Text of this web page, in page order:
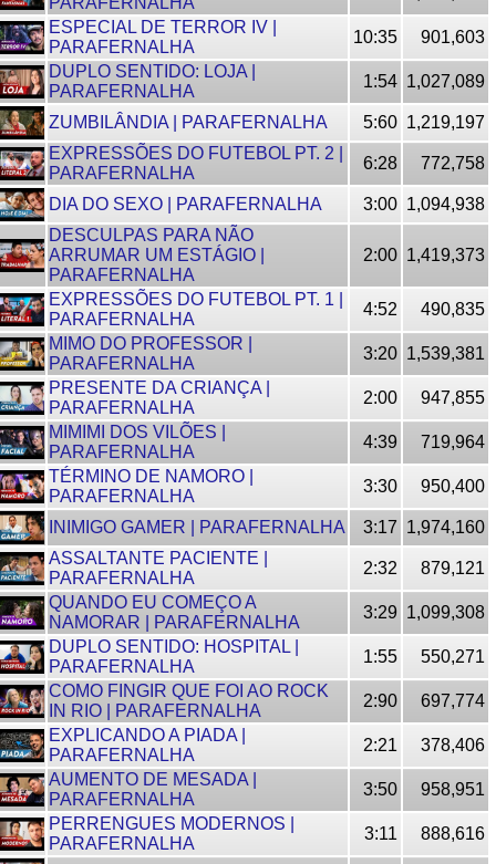
ESPECIAL DE TERROR IV |
PARAFERNALHA
10:35
901,603
DUPLO SENTIDO: LOJA |
PARAFERNALHA
1:54 1,027,089
ZUMBILÂNDIA | PARAFERNALHA 5:60 1,219,197
EXPRESSÕES DO FUTEBOL PT. 2 |
PARAFERNALHA
6:28 772,758
DIA DO SEXO | PARAFERNALHA 3:00 1,094,938
DESCULPAS PARA NÃO
ARRUMAR UM ESTÁGIO |
PARAFERNALHA
2:00 1,419,373
EXPRESSÕES DO FUTEBOL PT. 1 |
PARAFERNALHA
4:52
490,835
MIMO DO PROFESSOR |
PARAFERNALHA
3:20 1,539,381
PRESENTE DA CRIANÇA |
PARAFERNALHA
2:00
947,855
MIMIMI DOS VILÕES |
PARAFERNALHA
4:39
719,964
TÉRMINO DE NAMORO |
PARAFERNALHA
3:30 950,400
INIMIGO GAMER | PARAFERNALHA 3:17 1,974,160
ASSALTANTE PACIENTE |
PARAFERNALHA
2:32
879,121
QUANDO EU COMEÇO A
NAMORAR | PARAFERNALHA
3:29 1,099,308
DUPLO SENTIDO: HOSPITAL |
PARAFERNALHA
1:55
550,271
COMO FINGIR QUE FOI AO ROCK
IN RIO | PARAFERNALHA
2:90
697,774
EXPLICANDO A PIADA |
PARAFERNALHA
2:21
378,406
AUMENTO DE MESADA |
PARAFERNALHA
3:50
958,951
PERRENGUES MODERNOS |
PARAFERNALHA
3:11 888,616